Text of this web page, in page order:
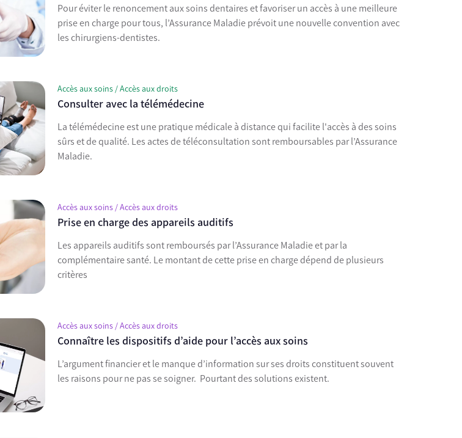
Pour éviter le renoncement aux soins dentaires et favoriser un accès à une meilleure
prise en charge pour tous, l’Assurance Maladie prévoit une nouvelle convention avec
les chirurgiens-dentistes.
Accès aux soins / Accès aux droits
Consulter avec la télémédecine
La télémédecine est une pratique médicale à distance qui facilite l'accès à des soins
sûrs et de qualité. Les actes de téléconsultation sont remboursables par l’Assurance
Maladie.
Accès aux soins / Accès aux droits
Prise en charge des appareils auditifs
Les appareils auditifs sont remboursés par l’Assurance Maladie et par la
complémentaire santé. Le montant de cette prise en charge dépend de plusieurs
critères
Accès aux soins / Accès aux droits
Connaître les dispositifs d’aide pour l’accès aux soins
L’argument financier et le manque d’information sur ses droits constituent souvent
les raisons pour ne pas se soigner. Pourtant des solutions existent.